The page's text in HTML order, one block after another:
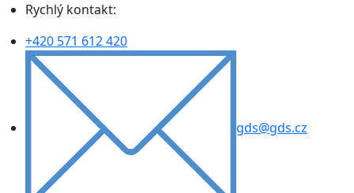
Rychlý kontakt:
+420 571 612 420
gds@gds.cz